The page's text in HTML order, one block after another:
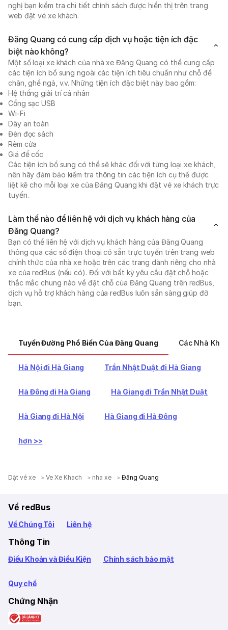
nghị bạn kiểm tra chi tiết chính sách được hiển thị trên trang
web đặt vé xe khách.
Đăng Quang có cung cấp dịch vụ hoặc tiện ích đặc
biệt nào không?
Một số loại xe khách của nhà xe Đăng Quang có thể cung cấp
các tiện ích bổ sung ngoài các tiện ích tiêu chuẩn như chỗ để
chân, ghế ngả, v.v. Những tiện ích đặc biệt này bao gồm:
Hệ thống giải trí cá nhân
Cổng sạc USB
Wi-Fi
Dây an toàn
Đèn đọc sách
Rèm cửa
Giá để cốc
Các tiện ích bổ sung có thể sẽ khác đối với từng loại xe khách,
nên hãy đảm bảo kiểm tra thông tin các tiện ích cụ thể được
liệt kê cho mỗi loại xe của Đăng Quang khi đặt vé xe khách trực
tuyến.
Làm thế nào để liên hệ với dịch vụ khách hàng của
Đăng Quang?
Bạn có thể liên hệ với dịch vụ khách hàng của Đăng Quang
thông qua các số điện thoại có sẵn trực tuyến trên trang web
chính thức của nhà xe hoặc trên các trang dành riêng cho nhà
xe của redBus (nếu có). Đối với bất kỳ yêu cầu đặt chỗ hoặc
thắc mắc chung nào về đặt chỗ của Đăng Quang trên redBus,
dịch vụ hỗ trợ khách hàng của redBus luôn sẵn sàng giúp đỡ
bạn.
Tuyến Đường Phổ Biến Của Đăng Quang Các Nhà
Hà Nội đi Hà Giang Trần Nhật Duật đi Hà Giang
Hà Đông đi Hà Giang Hà Giang đi Trần Nhật Duật
Hà Giang đi Hà Nội Hà Giang đi Hà Đông
hơn >>
Dặt vé xe Ve Xe Khach nha xe Đăng Quang
Về redBus
Về Chúng Tôi Liên hệ
Thông Tin
Điều Khoản và Điều Kiện Chính sách bảo mật
Quy chế
Chứng Nhận